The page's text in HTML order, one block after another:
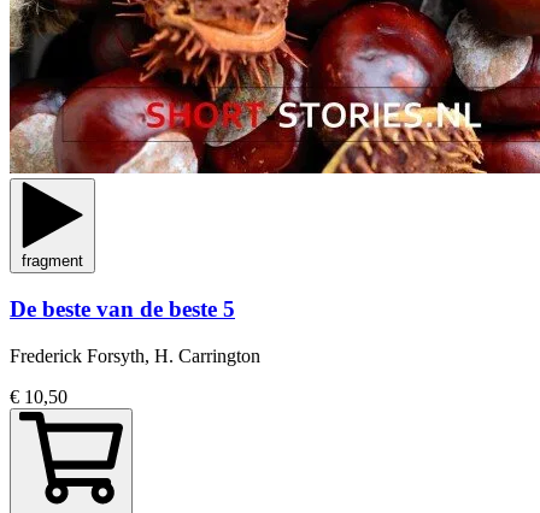
fragment
De beste van de beste 5
Frederick Forsyth, H. Carrington
€ 10,50